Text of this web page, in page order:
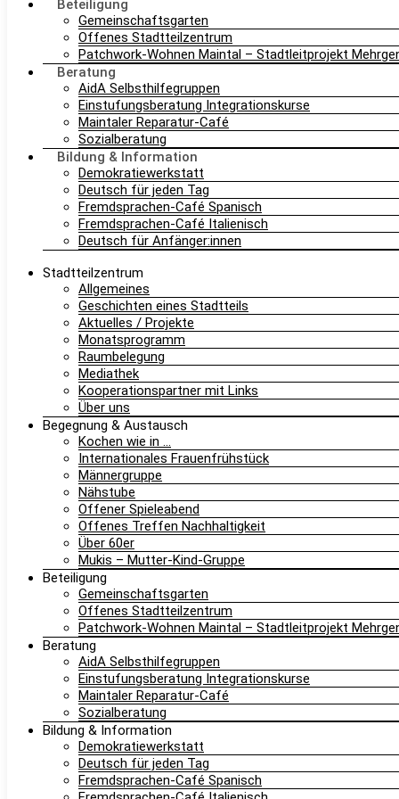
Beteiligung
Gemeinschaftsgarten
Offenes Stadtteilzentrum
Patchwork-Wohnen Maintal – Stadtleitprojekt
Beratung
AidA Selbsthilfegruppen
Einstufungsberatung Integrationskurse
Maintaler Reparatur-Café
Sozialberatung
Bildung & Information
Demokratiewerkstatt
Deutsch für jeden Tag
Fremdsprachen-Café Spanisch
Fremdsprachen-Café Italienisch
Deutsch für Anfänger:innen
Stadtteilzentrum
Allgemeines
Geschichten eines Stadtteils
Aktuelles / Projekte
Monatsprogramm
Raumbelegung
Mediathek
Kooperationspartner mit Links
Über uns
Begegnung & Austausch
Kochen wie in …
Internationales Frauenfrühstück
Männergruppe
Nähstube
Offener Spieleabend
Offenes Treffen Nachhaltigkeit
Über 60er
Mukis – Mutter-Kind-Gruppe
Beteiligung
Gemeinschaftsgarten
Offenes Stadtteilzentrum
Patchwork-Wohnen Maintal – Stadtleitprojekt
Beratung
AidA Selbsthilfegruppen
Einstufungsberatung Integrationskurse
Maintaler Reparatur-Café
Sozialberatung
Bildung & Information
Demokratiewerkstatt
Deutsch für jeden Tag
Fremdsprachen-Café Spanisch